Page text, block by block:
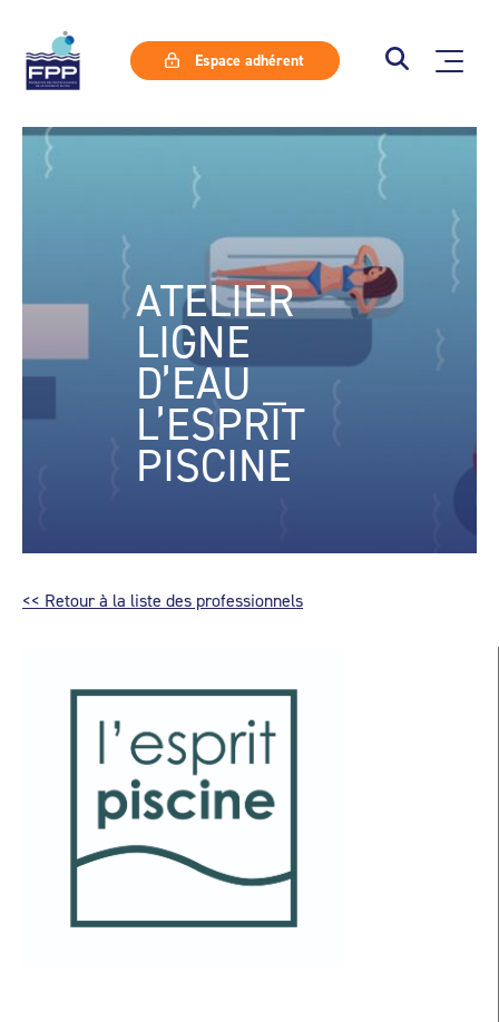
Espace adhérent
ATELIER
LIGNE
D’EAU _
L’ESPRIT
PISCINE
<< Retour à la liste des professionnels